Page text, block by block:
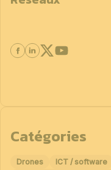
Catégories
Drones ICT / software